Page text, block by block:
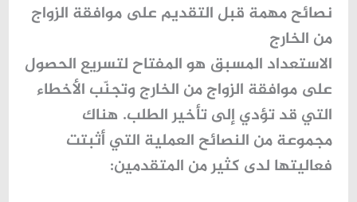
نصائح مهمة قبل التقديم على موافقة الزواج
من الخارج
الاستعداد المسبق هو المفتاح لتسريع الحصول
على موافقة الزواج من الخارج وتجنّب الأخطاء
التي قد تؤدي إلى تأخير الطلب. هناك
مجموعة من النصائح العملية التي أثبتت
فعاليتها لدى كثير من المتقدمين: